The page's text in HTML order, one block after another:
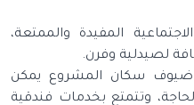
المفيدة والممتعة،
لصيدلية وفرن.
سكان المشروع يمكن
وتتمتع بخدمات فندقية